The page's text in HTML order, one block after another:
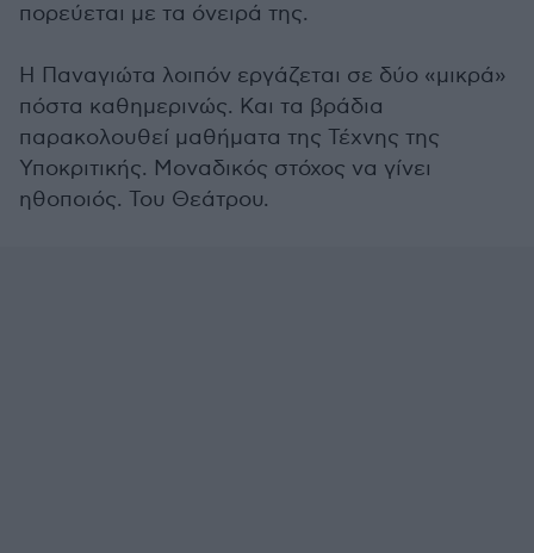
πορεύεται με τα όνειρά της.
Η Παναγιώτα λοιπόν εργάζεται σε δύο «μικρά»
πόστα καθημερινώς. Και τα βράδια
παρακολουθεί μαθήματα της Τέχνης της
Υποκριτικής. Μοναδικός στόχος να γίνει
ηθοποιός. Του Θεάτρου.